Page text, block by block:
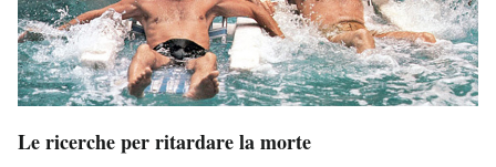
Le ricerche per ritardare la morte